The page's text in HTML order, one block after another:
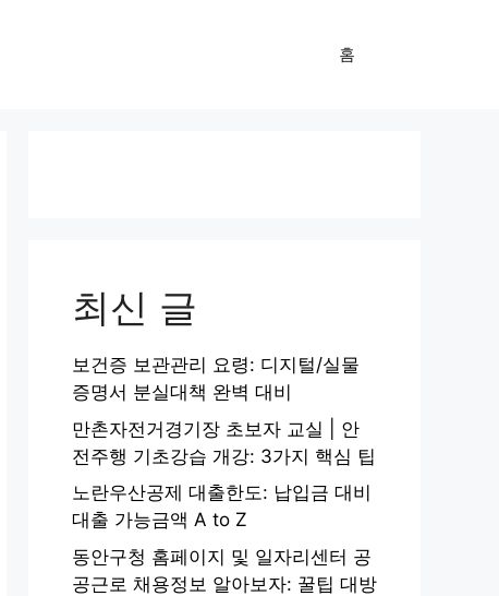
홈
최신 글
보건증 보관관리 요령: 디지털/실물
증명서 분실대책 완벽 대비
만촌자전거경기장 초보자 교실 | 안
전주행 기초강습 개강: 3가지 핵심 팁
노란우산공제 대출한도: 납입금 대비
대출 가능금액 A to Z
동안구청 홈페이지 및 일자리센터 공
공근로 채용정보 알아보자: 꿀팁 대방